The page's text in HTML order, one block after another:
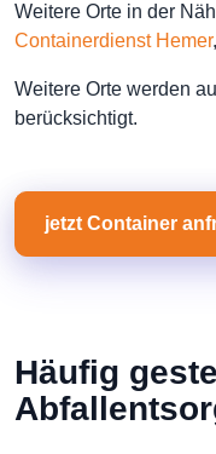
Weitere Orte in der
Containerdienst Hemer,
Weitere Orte werden
berücksichtigt.
jetzt Container
Häufig